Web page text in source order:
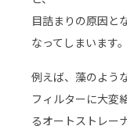
目詰まりの原因と
なってしまいます。
例えば、藻のよう
フィルターに大変
るオートストレー